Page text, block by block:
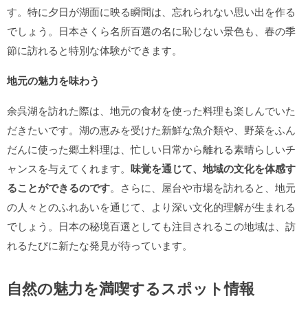
す。特に夕日が湖面に映る瞬間は、忘れられない思い出を作る
でしょう。日本さくら名所百選の名に恥じない景色も、春の季
節に訪れると特別な体験ができます。
地元の魅力を味わう
余呉湖を訪れた際は、地元の食材を使った料理も楽しんでいた
だきたいです。湖の恵みを受けた新鮮な魚介類や、野菜をふん
だんに使った郷土料理は、忙しい日常から離れる素晴らしいチ
ャンスを与えてくれます。 味覚を通じて、地域の文化を体感す
ることができるのです。さらに、屋台や市場を訪れると、地元
の人々とのふれあいを通じて、より深い文化的理解が生まれる
でしょう。日本の秘境百選としても注目されるこの地域は、訪
れるたびに新たな発見が待っています。
自然の魅力を満喫するスポット情報